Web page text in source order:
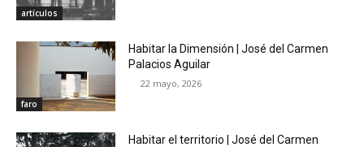
artículos
faro
Habitar la Dimensión | José del Carmen
Palacios Aguilar
22 mayo, 2026
Habitar el territorio | José del Carmen